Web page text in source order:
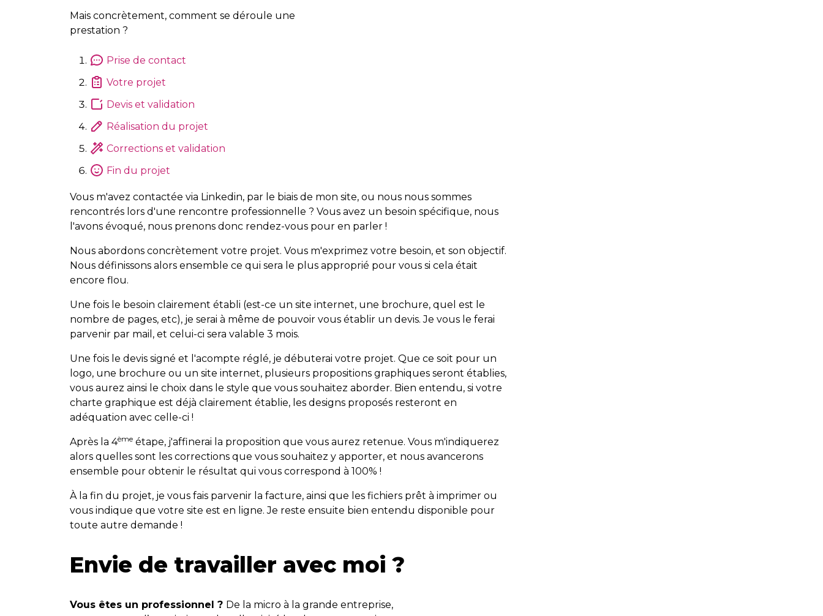
Mais concrètement, comment se déroule une
prestation ?
Prise de contact
Votre projet
Devis et validation
Réalisation du projet
Corrections et validation
Fin du projet
Vous m'avez contactée via Linkedin, par le biais de mon site, ou nous nous sommes
rencontrés lors d'une rencontre professionnelle ? Vous avez un besoin spécifique, nous
l'avons évoqué, nous prenons donc rendez-vous pour en parler !
Nous abordons concrètement votre projet. Vous m'exprimez votre besoin, et son objectif.
Nous définissons alors ensemble ce qui sera le plus approprié pour vous si cela était
encore flou.
Une fois le besoin clairement établi (est-ce un site internet, une brochure, quel est le
nombre de pages, etc), je serai à même de pouvoir vous établir un devis. Je vous le ferai
parvenir par mail, et celui-ci sera valable 3 mois.
Une fois le devis signé et l'acompte réglé, je débuterai votre projet. Que ce soit pour un
logo, une brochure ou un site internet, plusieurs propositions graphiques seront établies,
vous aurez ainsi le choix dans le style que vous souhaitez aborder. Bien entendu, si votre
charte graphique est déjà clairement établie, les designs proposés resteront en
adéquation avec celle-ci !
Après la 4ème étape, j'affinerai la proposition que vous aurez retenue. Vous m'indiquerez
alors quelles sont les corrections que vous souhaitez y apporter, et nous avancerons
ensemble pour obtenir le résultat qui vous correspond à 100% !
À la fin du projet, je vous fais parvenir la facture, ainsi que les fichiers prêt à imprimer ou
vous indique que votre site est en ligne. Je reste ensuite bien entendu disponible pour
toute autre demande !
Envie de travailler avec moi ?
Vous êtes un professionnel ? De la micro à la grande entreprise,